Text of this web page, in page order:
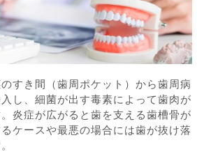
すき間（歯周ポケット）から歯周病
し、細菌が出す毒素によって歯肉が
炎症が広がると歯を支える歯槽骨が
ケースや最悪の場合には歯が抜け落